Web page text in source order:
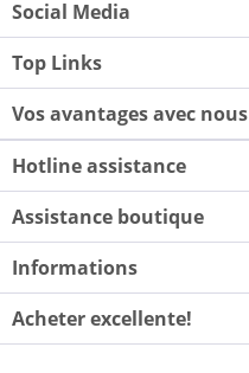
Social Media
Top Links
Vos avantages avec nous
Hotline assistance
Assistance boutique
Informations
Acheter excellente!